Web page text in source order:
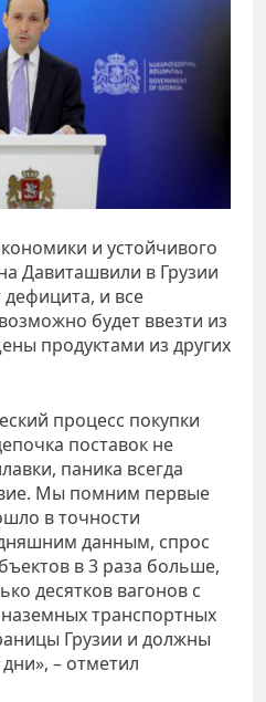
и устойчивого
Давиташвили в Грузии
и все
будет ввезти из
продуктами из других
процесс покупки
поставок не
паника всегда
Мы помним первые
в точности
данным, спрос
в 3 раза больше,
десятков вагонов с
транспортных
Грузии и должны
– отметил